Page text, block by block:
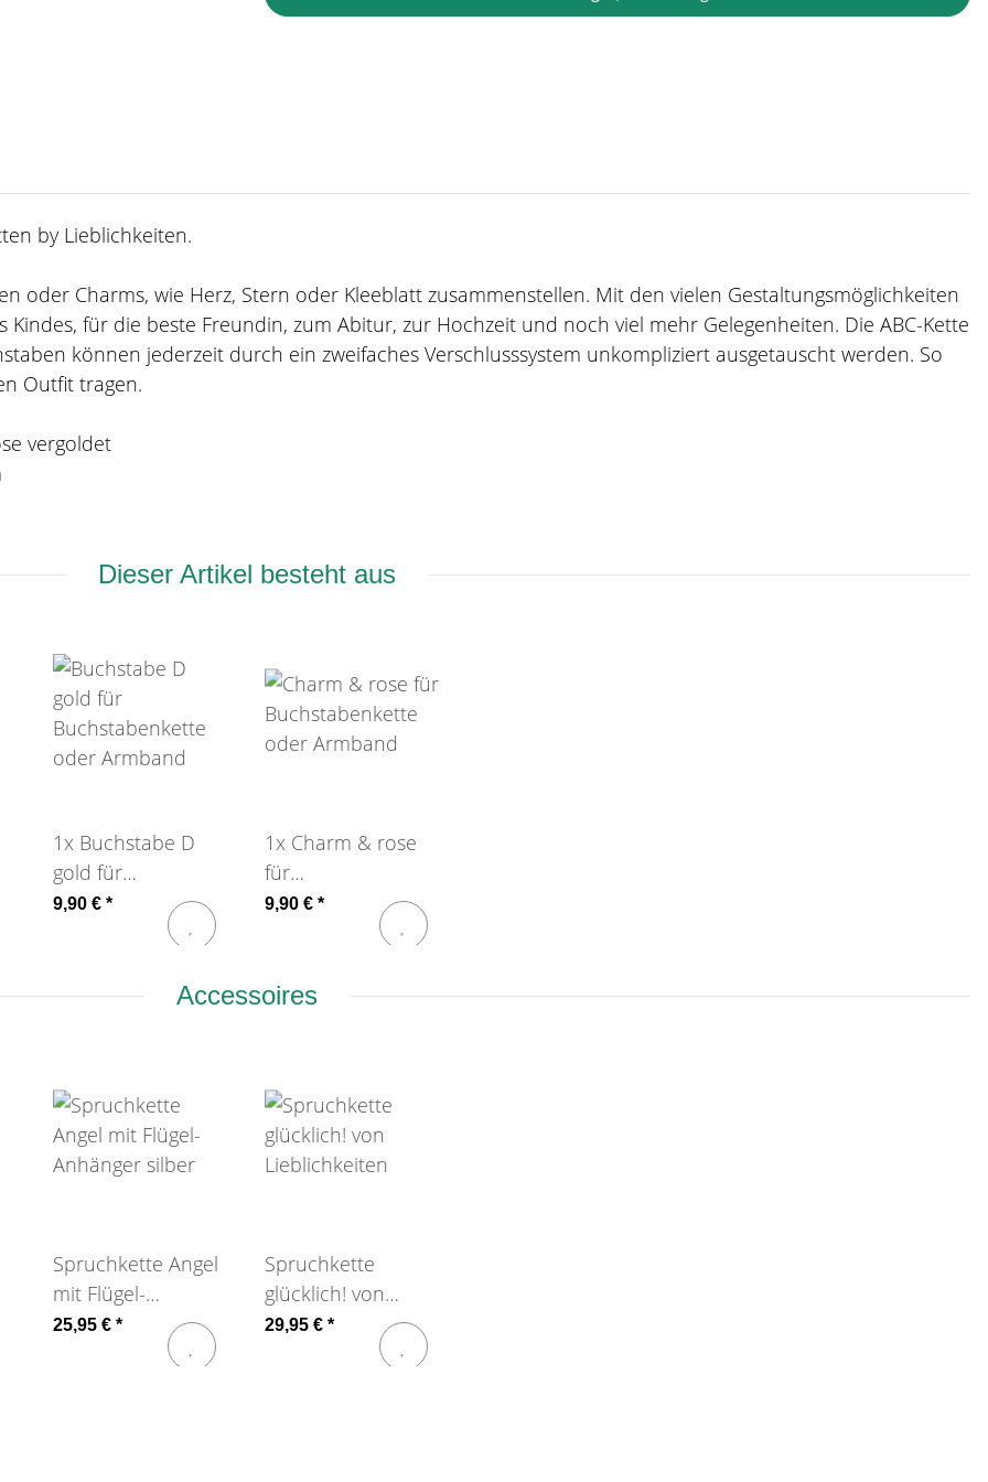
by Lieblichkeiten.
oder Charms, wie Herz, Stern oder Kleeblatt zusammenstellen. Mit den vielen Gestaltungsmöglichkeiten
für die beste Freundin, zum Abitur, zur Hochzeit und noch viel mehr Gelegenheiten. Die ABC-Kette
können jederzeit durch ein zweifaches Verschlusssystem unkompliziert ausgetauscht werden. So
Outfit tragen.
vergoldet
Dieser Artikel besteht aus
1x Buchstabe D
gold für
Buchstabenkette
oder Armband
9,90 € *
1x Charm & rose
für
Buchstabenkette
oder Armband
9,90 € *
Accessoires
Spruchkette Angel
mit Flügel-
Anhänger silber
25,95 € *
Spruchkette
glücklich! von
Lieblichkeiten
29,95 € *